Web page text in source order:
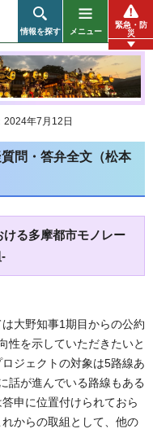
情報を探す メニュー
緊急・防
災
2024年7月12日
問・答弁全文（松本
る多摩都市モノレー
大野知事1期目からの公約
性を示していただきたいと
ジェクトの対象は5路線あ
話が進んでいる路線もある
申に位置付けられておら
からの取組として、他の